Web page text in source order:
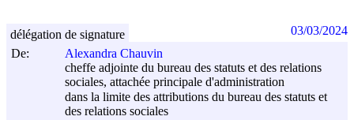
De:
Alexandra Chauvin
cheffe adjointe du bureau des statuts et des relations
sociales, attachée principale d'administration
dans la limite des attributions du bureau des statuts et
des relations sociales
délégation de signature 03/03/2024